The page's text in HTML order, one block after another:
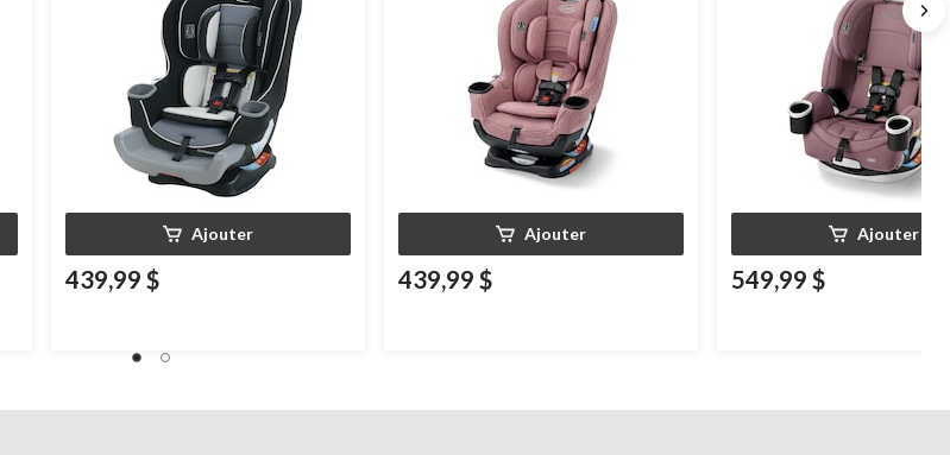
Ajouter
439,99 $
30 kg (4-65 lb), Talia
Ajouter
439,99 $
Ajouter
549,99 $